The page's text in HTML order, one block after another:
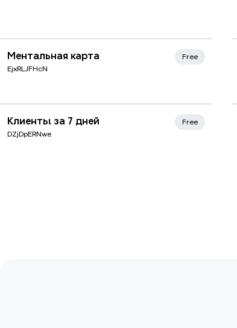
Ментальная карта
EjxRLJFHcN
Free
Клиенты за 7 дней
DZjDpERNwe
Free